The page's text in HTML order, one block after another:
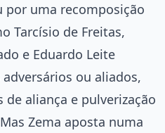
por uma recomposição
Tarcísio de Freitas,
e Eduardo Leite
ou aliados,
aliança e pulverização
Zema aposta numa